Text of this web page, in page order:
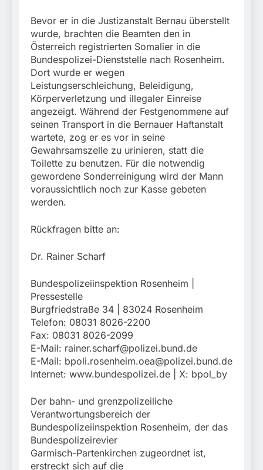
Bevor er in die Justizanstalt Bernau überstellt
wurde, brachten die Beamten den in
Österreich registrierten Somalier in die
Bundespolizei-Dienststelle nach Rosenheim.
Dort wurde er wegen
Leistungserschleichung, Beleidigung,
Körperverletzung und illegaler Einreise
angezeigt. Während der Festgenommene auf
seinen Transport in die Bernauer Haftanstalt
wartete, zog er es vor in seine
Gewahrsamszelle zu urinieren, statt die
Toilette zu benutzen. Für die notwendig
gewordene Sonderreinigung wird der Mann
voraussichtlich noch zur Kasse gebeten
werden.
Rückfragen bitte an:
Dr. Rainer Scharf
Bundespolizeiinspektion Rosenheim |
Pressestelle
Burgfriedstraße 34 | 83024 Rosenheim
Telefon: 08031 8026-2200
Fax: 08031 8026-2099
E-Mail: rainer.scharf@polizei.bund.de
E-Mail: bpoli.rosenheim.oea@polizei.bund.de
Internet: www.bundespolizei.de | X: bpol_by
Der bahn- und grenzpolizeiliche
Verantwortungsbereich der
Bundespolizeiinspektion Rosenheim, der das
Bundespolizeirevier
Garmisch-Partenkirchen zugeordnet ist,
erstreckt sich auf die